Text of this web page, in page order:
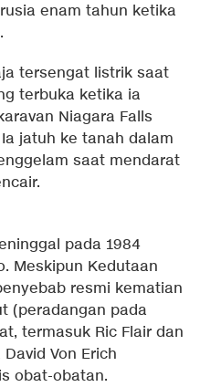
enam tahun ketika
tersengat listrik saat
terbuka ketika ia
Niagara Falls
jatuh ke tanah dalam
saat mendarat
pada 1984
Meskipun Kedutaan
resmi kematian
(peradangan pada
termasuk Ric Flair dan
Von Erich
obat-obatan.